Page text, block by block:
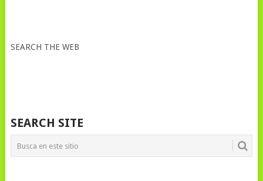
SEARCH THE WEB
SEARCH SITE